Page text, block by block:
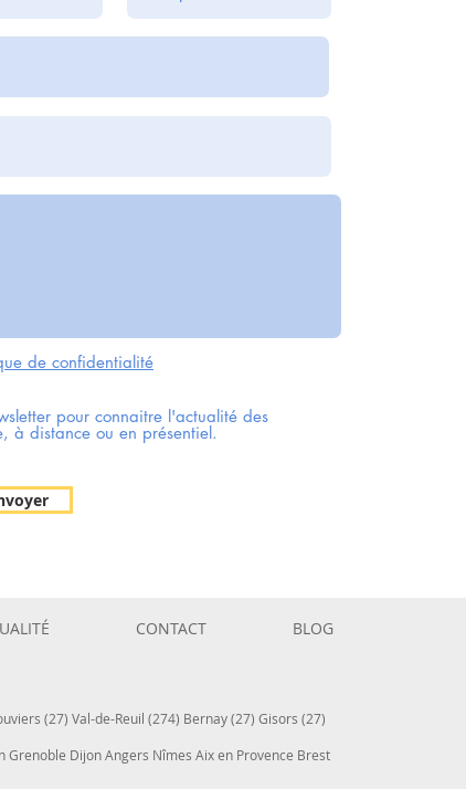
de confidentialité
pour connaitre l'actualité des
à distance ou en présentiel.
CONTACT
BLOG
(27) Val-de-Reuil (274) Bernay (27) Gisors (27)
Grenoble Dijon Angers Nîmes Aix en Provence Brest